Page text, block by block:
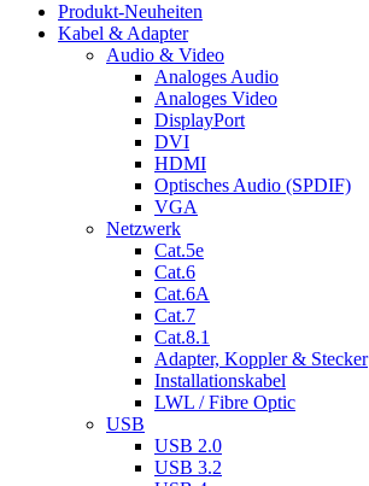
Produkt-Neuheiten
Kabel & Adapter
Audio & Video
Analoges Audio
Analoges Video
DisplayPort
DVI
HDMI
Optisches Audio (SPDIF)
VGA
Netzwerk
Cat.5e
Cat.6
Cat.6A
Cat.7
Cat.8.1
Adapter, Koppler & Stecker
Installationskabel
LWL / Fibre Optic
USB
USB 2.0
USB 3.2